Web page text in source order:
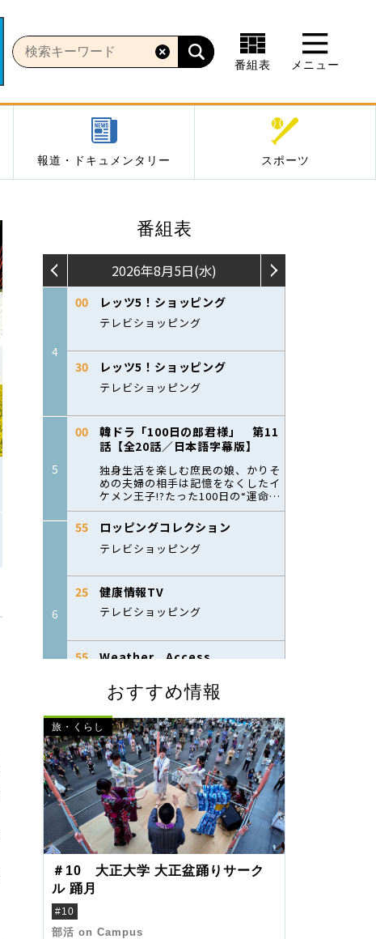
番組表 メニュー
報道・ドキュメンタリー スポーツ
番組表
おすすめ情報
旅・くらし
＃10 大正大学 大正盆踊りサーク
ル 踊月
#10
部活 on Campus